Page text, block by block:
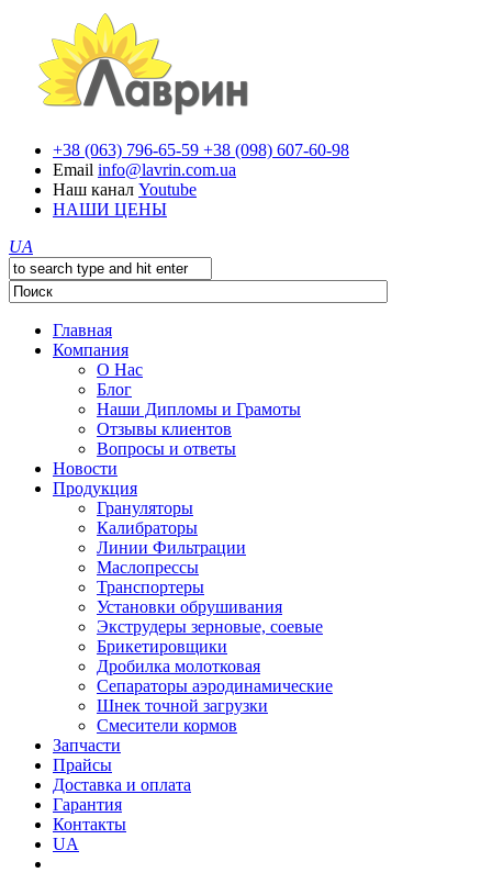
+38 (063) 796-65-59 +38 (098) 607-60-98
Email info@lavrin.com.ua
Наш канал Youtube
НАШИ ЦЕНЫ
UA
Главная
Компания
О Нас
Блог
Наши Дипломы и Грамоты
Отзывы клиентов
Вопросы и ответы
Новости
Продукция
Грануляторы
Калибраторы
Линии Фильтрации
Маслопрессы
Транспортеры
Установки обрушивания
Экструдеры зерновые, соевые
Брикетировщики
Дробилка молотковая
Сепараторы аэродинамические
Шнек точной загрузки
Смесители кормов
Запчасти
Прайсы
Доставка и оплата
Гарантия
Контакты
UA